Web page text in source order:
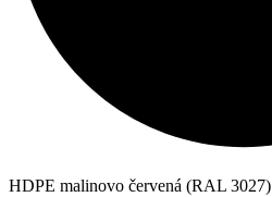
HDPE malinovo červená (RAL 3027)